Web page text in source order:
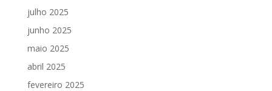
julho 2025
junho 2025
maio 2025
abril 2025
fevereiro 2025